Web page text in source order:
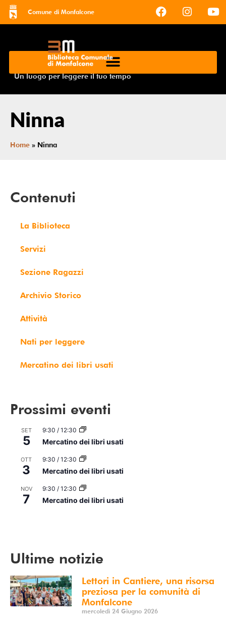
Comune di Monfalcone
Un luogo per leggere il tuo tempo
Ninna
Home » Ninna
Contenuti
La Biblioteca
Servizi
Sezione Ragazzi
Archivio Storico
Attività
Nati per leggere
Mercatino dei libri usati
Prossimi eventi
SET
5
9:30 / 12:30
Mercatino dei libri usati
OTT
3
9:30 / 12:30
Mercatino dei libri usati
NOV
7
9:30 / 12:30
Mercatino dei libri usati
Ultime notizie
Lettori in Cantiere, una risorsa
preziosa per la comunità di
Monfalcone
mercoledì 24 Giugno 2026